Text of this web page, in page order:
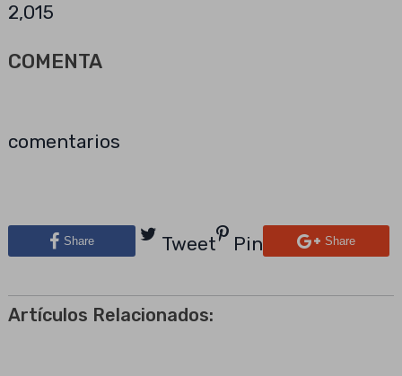
2,015
COMENTA
comentarios
Share Tweet Pin Share
Artículos Relacionados: